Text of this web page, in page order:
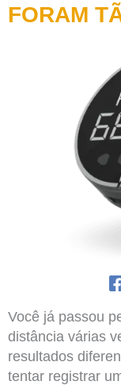
FORAM
Você já passou
distância várias
resultados
tentar registrar